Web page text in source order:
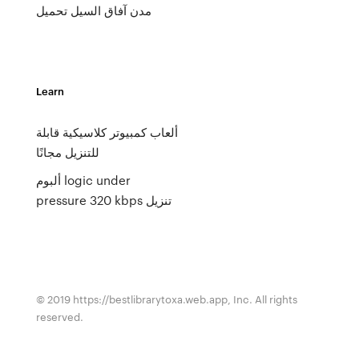
مدن آفاق السيل تحميل
Learn
ألعاب كمبيوتر كلاسيكية قابلة
للتنزيل مجانًا
ألبوم logic under
pressure 320 kbps تنزيل
© 2019 https://bestlibrarytoxa.web.app, Inc. All rights
reserved.